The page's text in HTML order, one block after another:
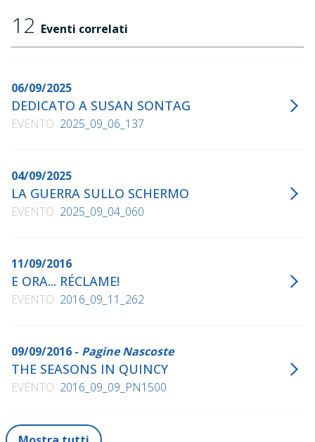
12 Eventi correlati
06/09/2025
DEDICATO A SUSAN SONTAG
EVENTO 2025_09_06_137
04/09/2025
LA GUERRA SULLO SCHERMO
EVENTO 2025_09_04_060
11/09/2016
E ORA... RÉCLAME!
EVENTO 2016_09_11_262
09/09/2016 - Pagine Nascoste
THE SEASONS IN QUINCY
EVENTO 2016_09_09_PN1500